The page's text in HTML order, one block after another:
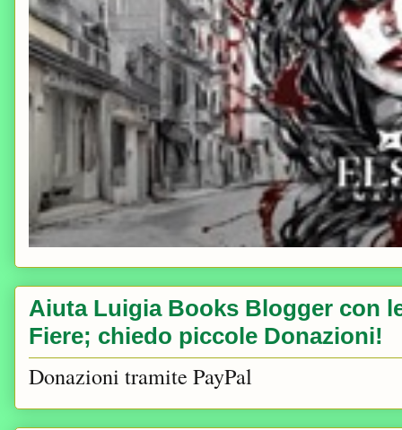
Aiuta Luigia Books Blogger con
Fiere; chiedo piccole Donazioni!
Donazioni tramite PayPal